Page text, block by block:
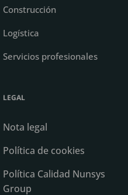
Construcción
Logística
Servicios profesionales
LEGAL
Nota legal
Política de cookies
Política Calidad Nunsys
Group